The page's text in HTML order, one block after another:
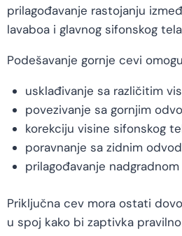
prilagođavanje rastojanju
lavaboa i glavnog sifonskog
Podešavanje gornje cevi
usklađivanje sa različitim
povezivanje sa gornjim
korekciju visine sifonskog
poravnanje sa zidnim
prilagođavanje
Priključna cev mora ostati
u spoj kako bi zaptivka